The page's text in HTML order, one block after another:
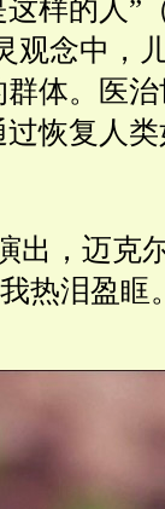
样的人”
观念中，
体。医
恢复人
出，迈克
热泪盈